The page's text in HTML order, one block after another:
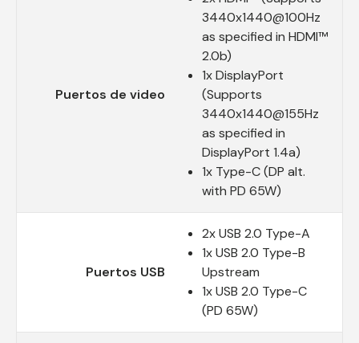
Puertos de video
3440x1440@100Hz
as specified in HDMI™
2.0b)
1x DisplayPort
(Supports
3440x1440@155Hz
as specified in
DisplayPort 1.4a)
1x Type-C (DP alt.
with PD 65W)
Puertos USB
2x USB 2.0 Type-A
1x USB 2.0 Type-B
Upstream
1x USB 2.0 Type-C
(PD 65W)